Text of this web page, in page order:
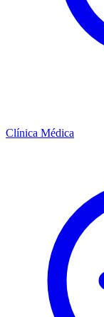
Clínica Médica